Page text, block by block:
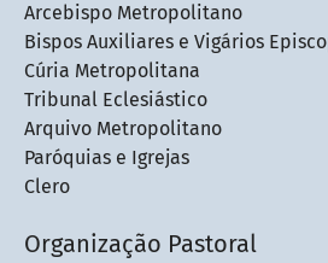
Arcebispo Metropolitano
Bispos Auxiliares e Vigários
Cúria Metropolitana
Tribunal Eclesiástico
Arquivo Metropolitano
Paróquias e Igrejas
Clero
Organização Pastoral